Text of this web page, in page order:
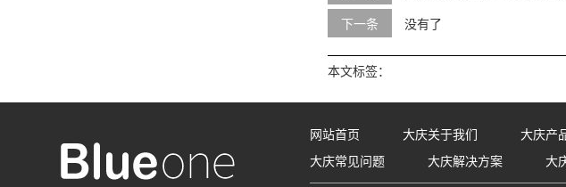
下一条
没有了
本文标签：
网站首页 大庆关于我们 大庆产
大庆常见问题
大庆解决方案 大